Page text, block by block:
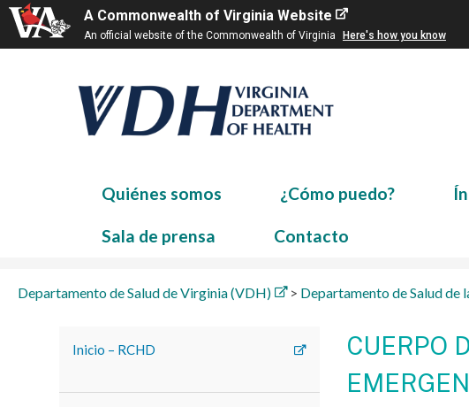
A Commonwealth of Virginia Website
An official website of the Commonwealth of Virginia Here's how you know
Quiénes somos ¿Cómo puedo?
Sala de prensa Contacto
Departamento de Salud de Virginia (VDH) > Departamento de Salud de
Inicio – RCHD
CUERPO